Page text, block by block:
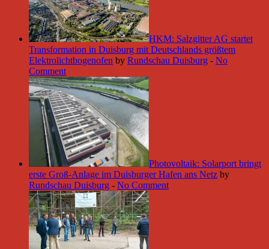
HKM: Salzgitter AG startet
Transformation in Duisburg mit Deutschlands größtem
Elektrolichtbogenofen by Rundschau Duisburg - No
Comment
Photovoltaik: Solarport bringt
erste Groß-Anlage im Duisburger Hafen ans Netz by
Rundschau Duisburg - No Comment